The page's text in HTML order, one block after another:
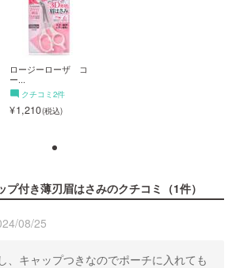
ロージーローザ コ
ー...
クチコミ2件
1,210
付き薄刃眉はさみのクチコミ（1件）
08/25
、キャップつきなのでポーチに入れても